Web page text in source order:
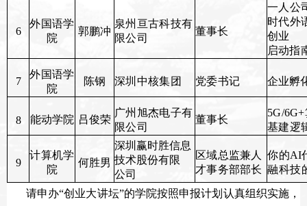
6
外国语学
院
郭鹏冲
泉州亘古科技有
限公司
董事长
一人公
时代外
创业
启动指
7
外国语学
院
陈钢 深圳中核集团 党委书记 企业孵
8 能动学院 吕俊荣
广州旭杰电子有
限公司
董事长
5G/
基建逻
9
计算机学
院
何胜男
深圳赢时胜信息
技术股份有限
公司
区域总监兼人
才事务部部长
你的AI
融科技
请申办“创业大讲坛”的学院按照申报计划认真组织实施，